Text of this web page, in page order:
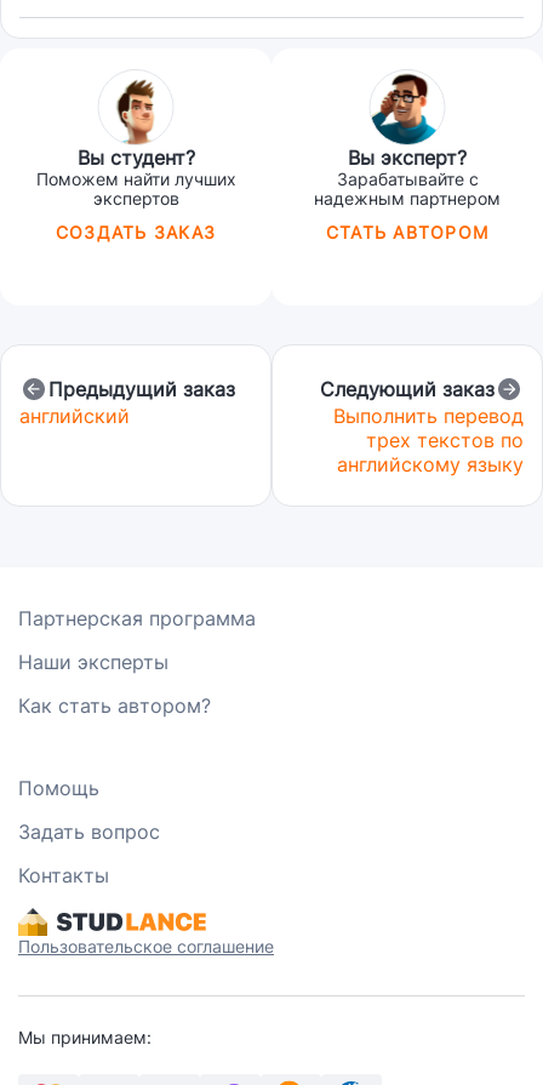
Вы студент?
Поможем найти лучших
экспертов
СОЗДАТЬ ЗАКАЗ
Вы эксперт?
Зарабатывайте с
надежным партнером
СТАТЬ АВТОРОМ
Предыдущий заказ
английский
Следующий заказ
Выполнить перевод
трех текстов по
английскому языку
Партнерская программа
Наши эксперты
Как стать автором?
Помощь
Задать вопрос
Контакты
Пользовательское соглашение
Мы принимаем: